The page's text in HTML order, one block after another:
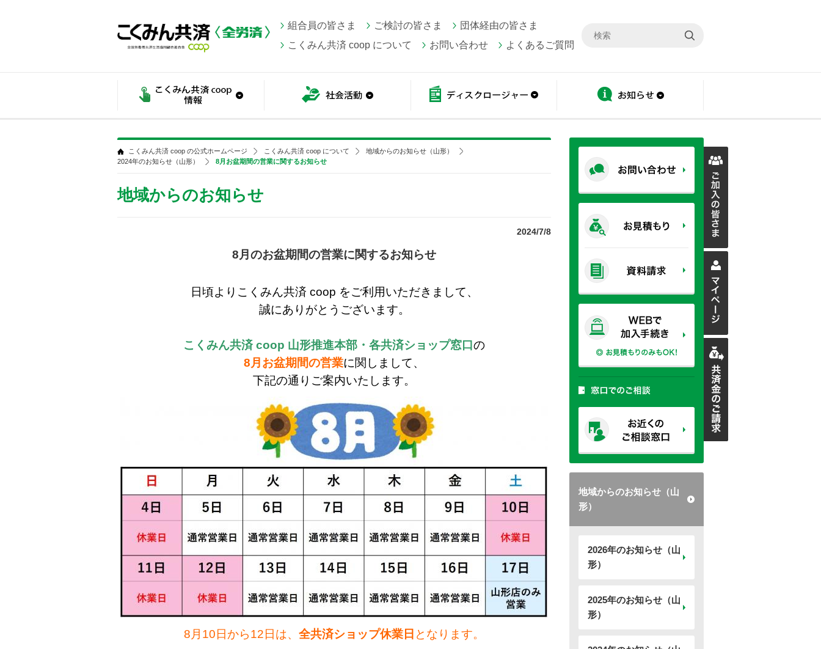
組合員の皆さま ご検討の皆さま
団体経由の皆さま
こくみん共済 coop について
お問い合わせ よくあるご質問
地域からのお知らせ（山
形）
2026年のお知らせ（山
形）
2025年のお知らせ（山
形）
こくみん共済 coop の公式ホームページ こくみん共済 coop について
地域からのお知らせ（山形）
2024年のお知らせ（山形）
8月お盆期間の営業に関するお知らせ
地域からのお知らせ
2024/7/8
8月のお盆期間の営業に関するお知らせ
日頃よりこくみん共済 coop をご利用いただきまして、
誠にありがとうございます。
こくみん共済 coop 山形推進本部・各共済ショップ窓口の
8月お盆期間の営業に関しまして、
下記の通りご案内いたします。
8月10日から12日は、 全共済ショップ休業日 となります。